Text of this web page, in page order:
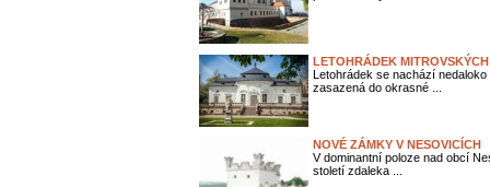
LETOHRÁDEK
Letohrádek se nachází
zasazená do okrasné ...
NOVÉ ZÁMKY V NESOVICÍCH
V dominantní poloze nad obcí
století zdaleka ...